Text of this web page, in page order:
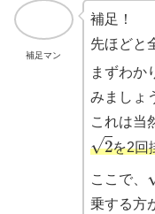
補足マン
補足！
先ほどと
まずわか
みましょ
これは当
を2回
ここで、
乗する方